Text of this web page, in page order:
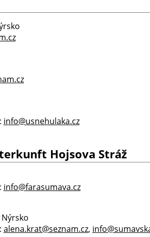
info@usnehulaka.cz
Hojsova Stráž
info@farasumava.cz
Nýrsko
alena.krat@seznam.cz,